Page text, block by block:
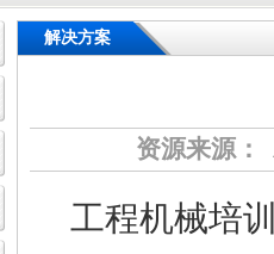
解决方案
资源来源：
工程机械培